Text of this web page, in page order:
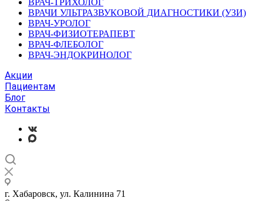
ВРАЧ-ТРИХОЛОГ
ВРАЧИ УЛЬТРАЗВУКОВОЙ ДИАГНОСТИКИ (УЗИ)
ВРАЧ-УРОЛОГ
ВРАЧ-ФИЗИОТЕРАПЕВТ
ВРАЧ-ФЛЕБОЛОГ
ВРАЧ-ЭНДОКРИНОЛОГ
Акции
Пациентам
Блог
Контакты
г. Хабаровск, ул. Калинина 71